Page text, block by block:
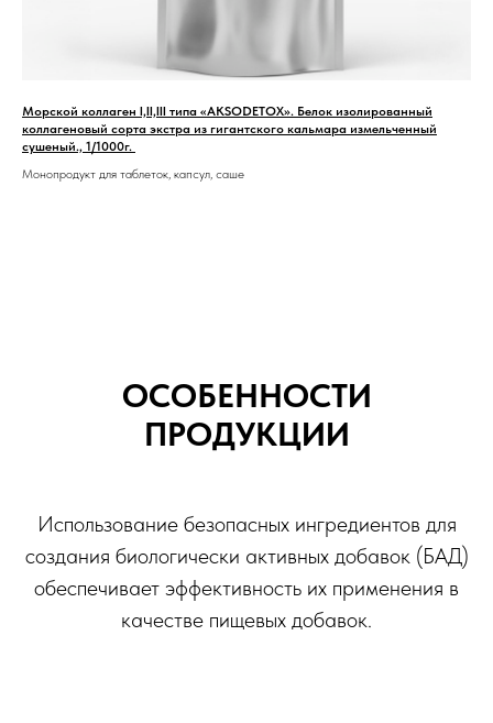
Морской коллаген I,II,III типа «AKSODETOX». Белок изолированный
коллагеновый сорта экстра из гигантского кальмара измельченный
сушеный., 1/1000г.
Монопродукт для таблеток, капсул, саше
ОСОБЕННОСТИ
ПРОДУКЦИИ
Использование безопасных ингредиентов для
создания биологически активных добавок (БАД)
обеспечивает эффективность их применения в
качестве пищевых добавок.